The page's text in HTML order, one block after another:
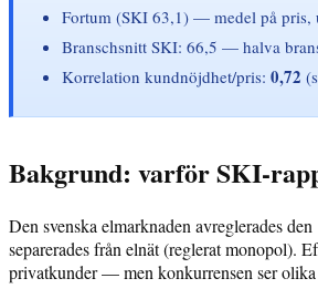
Fortum (SKI 63,1) — medel på pris,
Branschsnitt SKI: 66,5 — halva
Korrelation kundnöjdhet/pris: 0,72
Bakgrund: varför SKI-
Den svenska elmarknaden avreglerades
separerades från elnät (reglerat monopol).
privatkunder — men konkurrensen ser